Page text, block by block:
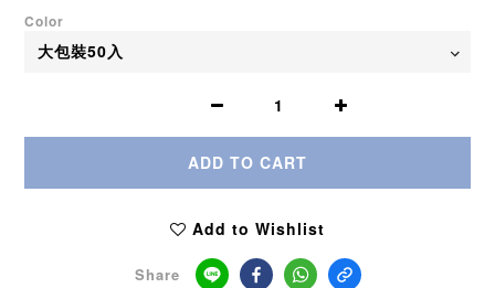
Color
ADD TO CART
Add to Wishlist
Share